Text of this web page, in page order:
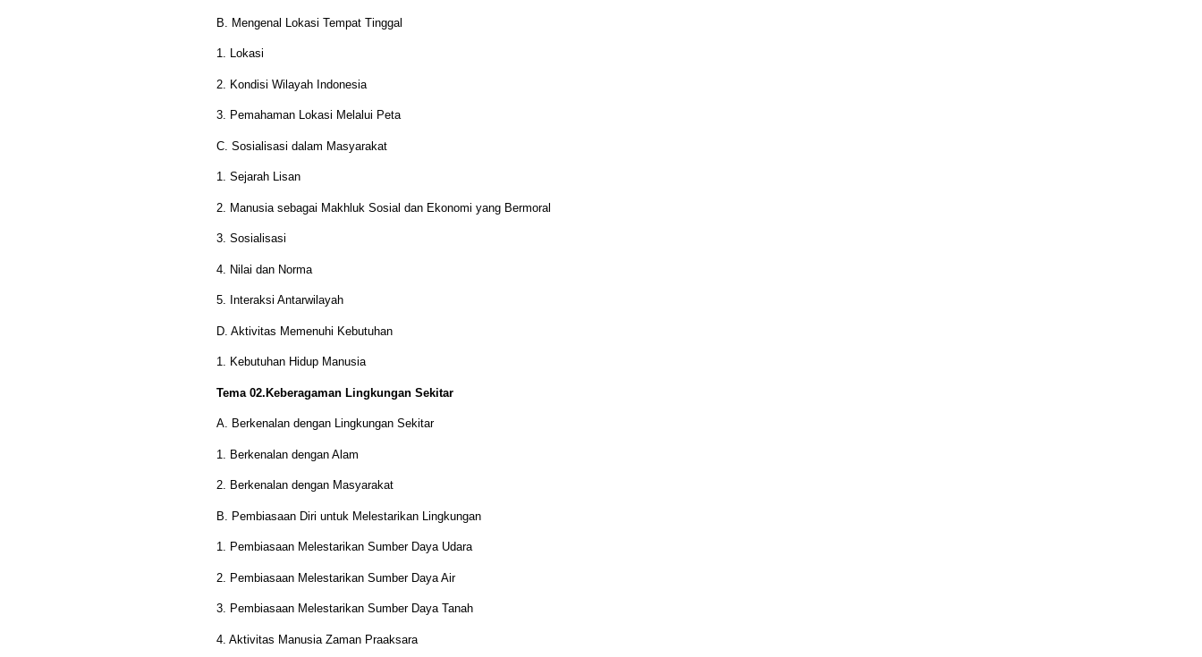
B. Mengenal Lokasi Tempat Tinggal
1. Lokasi
2. Kondisi Wilayah Indonesia
3. Pemahaman Lokasi Melalui Peta
C. Sosialisasi dalam Masyarakat
1. Sejarah Lisan
2. Manusia sebagai Makhluk Sosial dan Ekonomi yang Bermoral
3. Sosialisasi
4. Nilai dan Norma
5. Interaksi Antarwilayah
D. Aktivitas Memenuhi Kebutuhan
1. Kebutuhan Hidup Manusia
Tema 02.Keberagaman Lingkungan Sekitar
A. Berkenalan dengan Lingkungan Sekitar
1. Berkenalan dengan Alam
2. Berkenalan dengan Masyarakat
B. Pembiasaan Diri untuk Melestarikan Lingkungan
1. Pembiasaan Melestarikan Sumber Daya Udara
2. Pembiasaan Melestarikan Sumber Daya Air
3. Pembiasaan Melestarikan Sumber Daya Tanah
4. Aktivitas Manusia Zaman Praaksara